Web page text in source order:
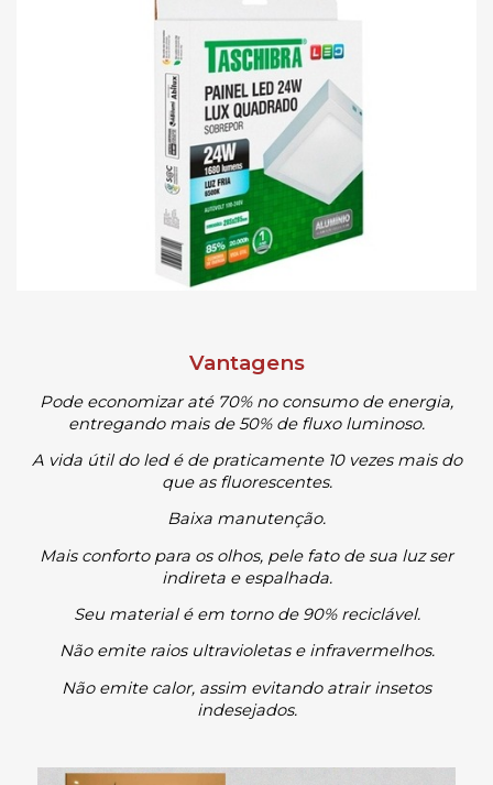
Vantagens
Pode economizar até 70% no consumo de energia,
entregando mais de 50% de fluxo luminoso.
A vida útil do led é de praticamente 10 vezes mais do
que as fluorescentes.
Baixa manutenção.
Mais conforto para os olhos, pele fato de sua luz ser
indireta e espalhada.
Seu material é em torno de 90% reciclável.
Não emite raios ultravioletas e infravermelhos.
Não emite calor, assim evitando atrair insetos
indesejados.